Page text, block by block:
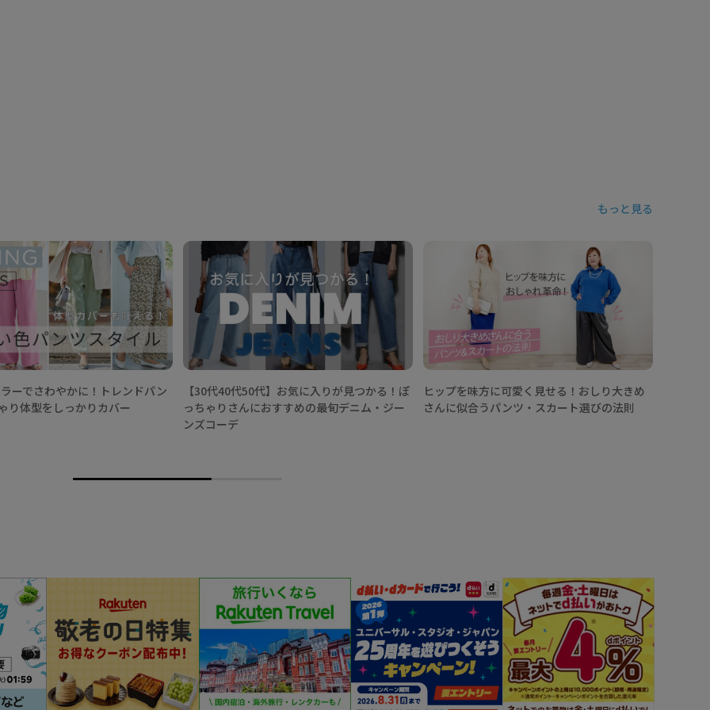
もっと見る
ーでさわやかに！トレンドパン
り体型をしっかりカバー
【30代40代50代】お気に入りが見つかる！ぽ
っちゃりさんにおすすめの最旬デニム・ジー
ンズコーデ
ヒップを味方に可愛く見せる！おしり大きめ
さんに似合うパンツ・スカート選びの法則